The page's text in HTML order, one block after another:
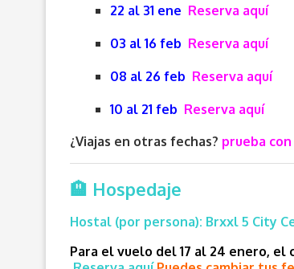
22 al 31 ene Reserva aquí
03 al 16 feb Reserva aquí
08 al 26 feb Reserva aquí
10 al 21 feb Reserva aquí
¿Viajas en otras fechas? prueba
🏨 Hospedaje
Hostal (por persona): Brxxl 5 City
Para el vuelo del 17 al 24 enero,